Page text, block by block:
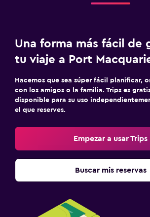
Una forma más fácil de
tu viaje a Port
Hacemos que sea súper fácil planificar,
con los amigos o la familia. Trips es
disponible para su uso
el que reserves.
Empezar a usar Trips
Buscar mis reservas